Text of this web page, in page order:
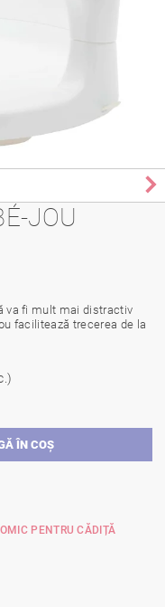
JOU
va fi mult mai distractiv
facilitează trecerea de la
PENTRU CĂDIȚĂ